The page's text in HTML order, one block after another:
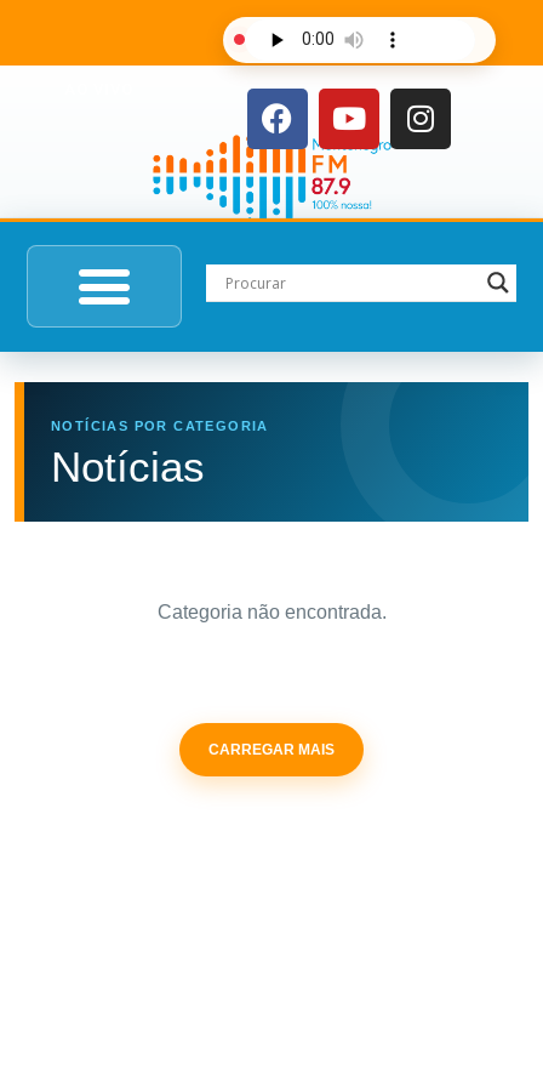
NOTÍCIAS POR CATEGORIA
Notícias
Categoria não encontrada.
CARREGAR MAIS